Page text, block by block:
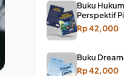
Buku
Perspektif
Rp42,000
Buku
Rp42,000